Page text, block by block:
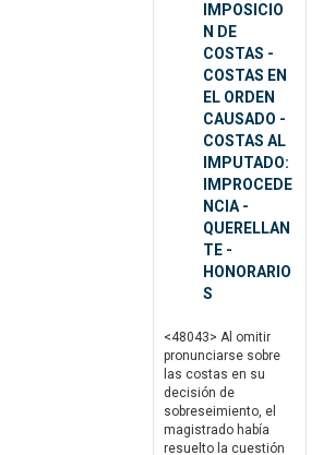
IMPOSICIO
N DE
COSTAS -
COSTAS EN
EL ORDEN
CAUSADO -
COSTAS AL
IMPUTADO:
IMPROCEDE
NCIA -
QUERELLAN
TE -
HONORARIO
S
<48043> Al omitir
pronunciarse sobre
las costas en su
decisión de
sobreseimiento, el
magistrado había
resuelto la cuestión